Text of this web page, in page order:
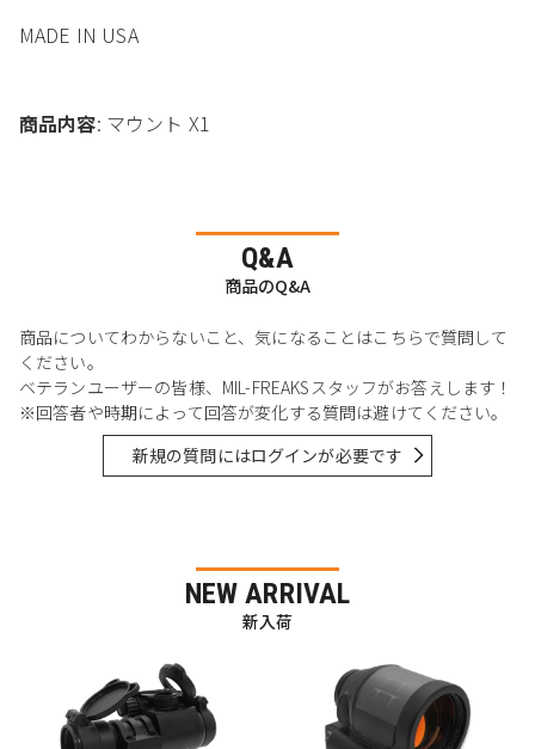
MADE IN USA
商品内容: マウント X1
Q&A
商品のQ&A
商品についてわからないこと、気になることはこちらで質問して
ください。
ベテランユーザーの皆様、MIL-FREAKSスタッフがお答えします！
※回答者や時期によって回答が変化する質問は避けてください。
新規の質問にはログインが必要です
NEW ARRIVAL
新入荷